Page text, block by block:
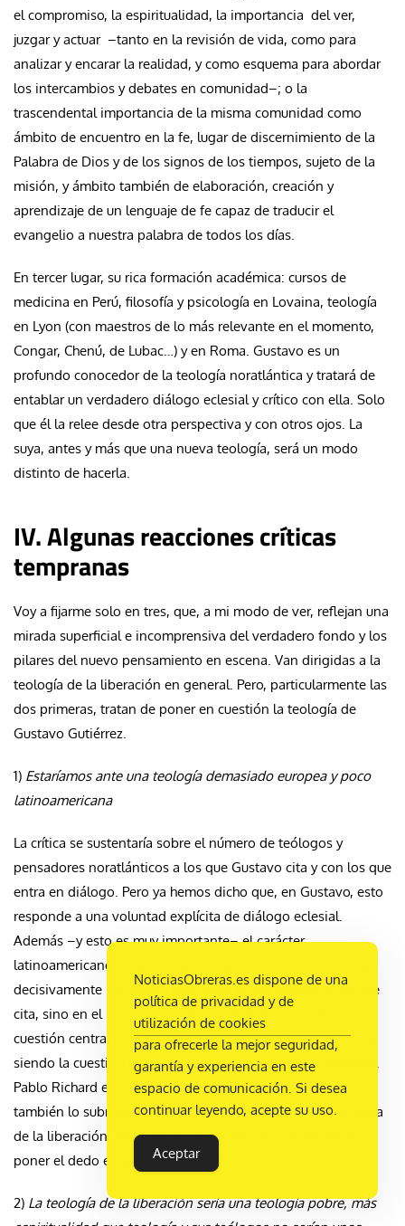
el compromiso, la espiritualidad, la importancia del ver,
juzgar y actuar –tanto en la revisión de vida, como para
analizar y encarar la realidad, y como esquema para abordar
los intercambios y debates en comunidad–; o la
trascendental importancia de la misma comunidad como
ámbito de encuentro en la fe, lugar de discernimiento de la
Palabra de Dios y de los signos de los tiempos, sujeto de la
misión, y ámbito también de elaboración, creación y
aprendizaje de un lenguaje de fe capaz de traducir el
evangelio a nuestra palabra de todos los días.
En tercer lugar, su rica formación académica: cursos de
medicina en Perú, filosofía y psicología en Lovaina, teología
en Lyon (con maestros de lo más relevante en el momento,
Congar, Chenú, de Lubac…) y en Roma. Gustavo es un
profundo conocedor de la teología noratlántica y tratará de
entablar un verdadero diálogo eclesial y crítico con ella. Solo
que él la relee desde otra perspectiva y con otros ojos. La
suya, antes y más que una nueva teología, será un modo
distinto de hacerla.
IV. Algunas reacciones críticas
tempranas
Voy a fijarme solo en tres, que, a mi modo de ver, reflejan una
mirada superficial e incomprensiva del verdadero fondo y los
pilares del nuevo pensamiento en escena. Van dirigidas a la
teología de la liberación en general. Pero, particularmente las
dos primeras, tratan de poner en cuestión la teología de
Gustavo Gutiérrez.
1) Estaríamos ante una teología demasiado europea y poco
latinoamericana
La crítica se sustentaría sobre el número de teólogos y
pensadores noratlánticos a los que Gustavo cita y con los que
entra en diálogo. Pero ya hemos dicho que, en Gustavo, esto
responde a una voluntad explícita de diálogo eclesial.
Además –y esto es muy importante– el carácter
latinoamericano de la teología de la liberación se sustenta
decisivamente no tanto y ante todo en los autores a los que
cita, sino en el hecho contundente de haber tomado como
cuestión central del quehacer teológico lo que es y continúa
siendo la cuestión central en el continente latinoamericano.
Pablo Richard enfatizaba con fuerza este aspecto. Que
también lo subrayaba Jon Sobrino, indicando que la teología
de la liberación había tenido el acierto y la virtualidad de
poner el dedo en la llaga de América Latina.
2) La teología de la liberación sería una teología pobre, más
NoticiasObreras.es dispone de una
política de privacidad y de
utilización de cookies
para ofrecerle la mejor seguridad,
garantía y experiencia en este
espacio de comunicación. Si desea
continuar leyendo, acepte su uso.
Aceptar